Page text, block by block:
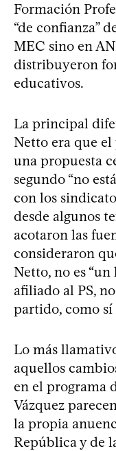
Formación
“de confianza”
MEC sino en
distribuyeron
educativos.
La principal
Netto era que
una propuesta
segundo “no
con los
desde algunos
acotaron las
consideraron
Netto, no es
afiliado al PS,
partido, como
Lo más
aquellos
en el programa
Vázquez
la propia
República y de